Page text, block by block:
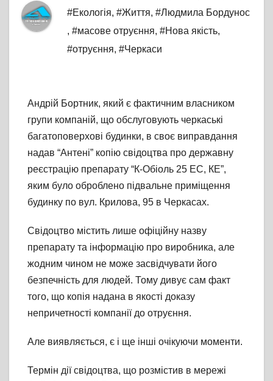
#Екологія, #Життя, #Людмила Бордунос
, #масове отруєння, #Нова якість,
#отруєння, #Черкаси
Андрій Бортник, який є фактичним власником
групи компаній, що обслуговують черкаські
багатоповерхові будинки, в своє виправдання
надав “Антені” копію свідоцтва про державну
реєстрацію препарату “К-Обіоль 25 ЕС, КЕ”,
яким було оброблено підвальне приміщення
будинку по вул. Крилова, 95 в Черкасах.
Свідоцтво містить лише офіційну назву
препарату та інформацію про виробника, але
жодним чином не може засвідчувати його
безпечність для людей. Тому дивує сам факт
того, що копія надана в якості доказу
непричетності компанії до отруєння.
Але виявляється, є і ще інші очікуючи моменти.
Термін дії свідоцтва, що розмістив в мережі